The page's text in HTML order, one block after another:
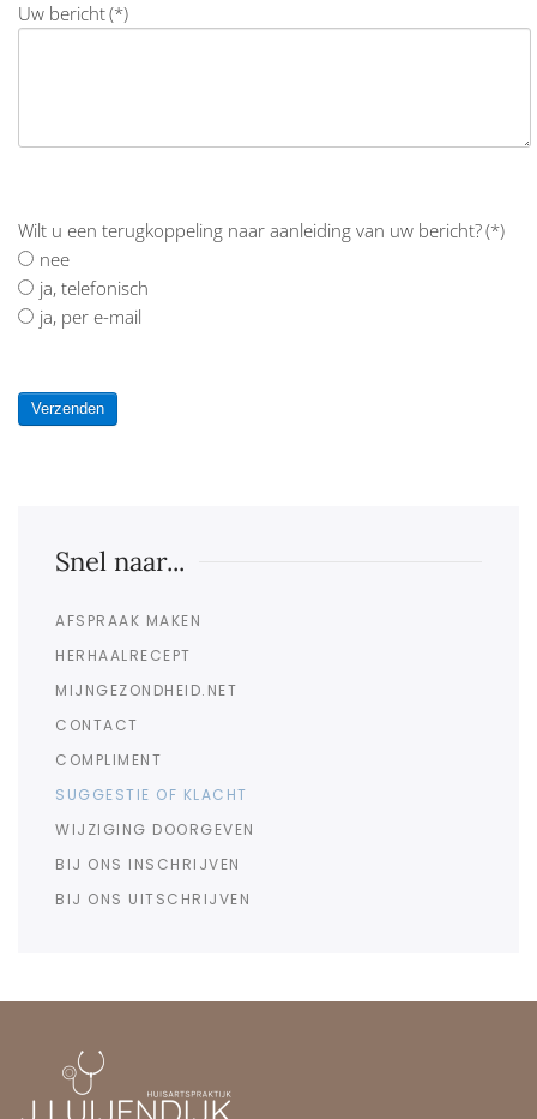
Uw bericht(*)
Wilt u een terugkoppeling naar aanleiding van uw bericht?(*)
nee
ja, telefonisch
ja, per e-mail
Verzenden
Snel naar...
AFSPRAAK MAKEN
HERHAALRECEPT
MIJNGEZONDHEID.NET
CONTACT
COMPLIMENT
SUGGESTIE OF KLACHT
WIJZIGING DOORGEVEN
BIJ ONS INSCHRIJVEN
BIJ ONS UITSCHRIJVEN